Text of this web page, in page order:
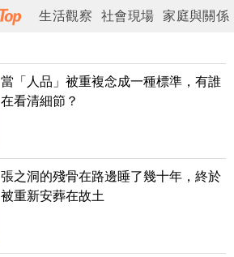
生活觀察 社會現場 家庭與關係
當「人品」被重複念成一種標準，有誰
在看清細節？
張之洞的殘骨在路邊睡了幾十年，終於
被重新安葬在故土